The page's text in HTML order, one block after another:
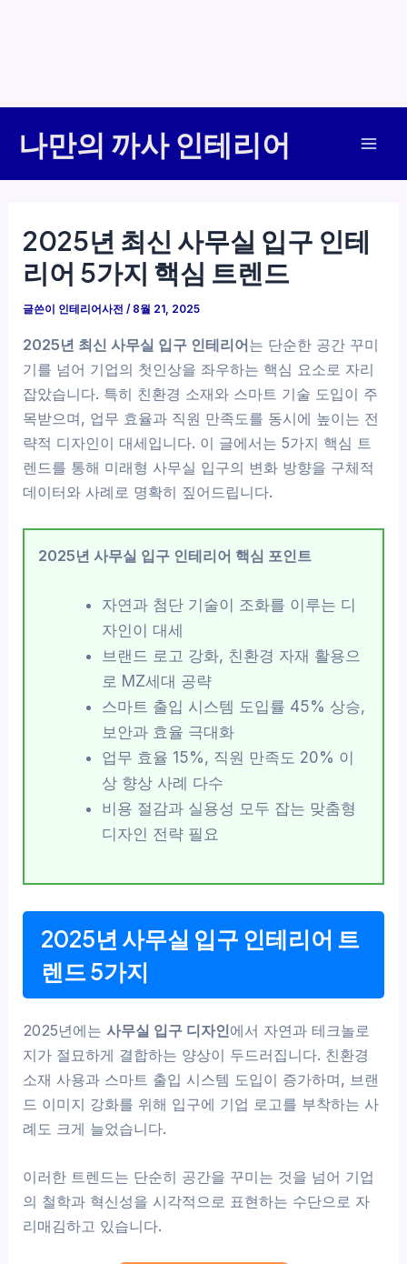
나만의 까사 인테리어
2025년 최신 사무실 입구 인테
리어 5가지 핵심 트렌드
글쓴이 인테리어사전/ 8월 21, 2025
2025년 최신 사무실 입구 인테리어는 단순한 공간 꾸미
기를 넘어 기업의 첫인상을 좌우하는 핵심 요소로 자리
잡았습니다. 특히 친환경 소재와 스마트 기술 도입이 주
목받으며, 업무 효율과 직원 만족도를 동시에 높이는 전
략적 디자인이 대세입니다. 이 글에서는 5가지 핵심 트
렌드를 통해 미래형 사무실 입구의 변화 방향을 구체적
데이터와 사례로 명확히 짚어드립니다.
2025년 사무실 입구 인테리어 핵심 포인트
자연과 첨단 기술이 조화를 이루는 디
자인이 대세
브랜드 로고 강화, 친환경 자재 활용으
로 MZ세대 공략
스마트 출입 시스템 도입률 45% 상승,
보안과 효율 극대화
업무 효율 15%, 직원 만족도 20% 이
상 향상 사례 다수
비용 절감과 실용성 모두 잡는 맞춤형
디자인 전략 필요
2025년 사무실 입구 인테리어 트
렌드 5가지
2025년에는사무실 입구 디자인에서 자연과 테크놀로
지가 절묘하게 결합하는 양상이 두드러집니다. 친환경
소재 사용과 스마트 출입 시스템 도입이 증가하며, 브랜
드 이미지 강화를 위해 입구에 기업 로고를 부착하는 사
례도 크게 늘었습니다.
이러한 트렌드는 단순히 공간을 꾸미는 것을 넘어 기업
의 철학과 혁신성을 시각적으로 표현하는 수단으로 자
리매김하고 있습니다.